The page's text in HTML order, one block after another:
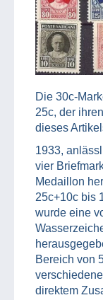
Die 30c-
25c, der
dieses
1933,
vier
Medaillon
25c+10c bis
wurde eine
Bereich von
direktem